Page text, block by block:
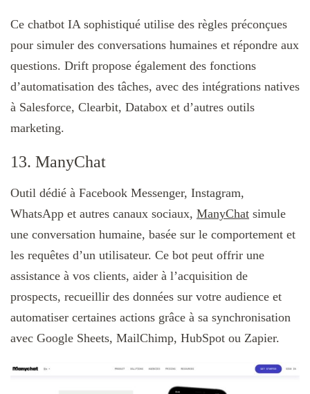
Ce chatbot IA sophistiqué utilise des règles préconçues
pour simuler des conversations humaines et répondre aux
questions. Drift propose également des fonctions
d’automatisation des tâches, avec des intégrations natives
à Salesforce, Clearbit, Databox et d’autres outils
marketing.
13. ManyChat
Outil dédié à Facebook Messenger, Instagram,
WhatsApp et autres canaux sociaux, ManyChat simule
une conversation humaine, basée sur le comportement et
les requêtes d’un utilisateur. Ce bot peut offrir une
assistance à vos clients, aider à l’acquisition de
prospects, recueillir des données sur votre audience et
automatiser certaines actions grâce à sa synchronisation
avec Google Sheets, MailChimp, HubSpot ou Zapier.